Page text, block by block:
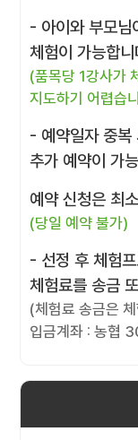
- 아이와 부모님
체험이 가능합니
(품목당 1강사가
지도하기 어렵습
- 예약일자 중복
추가 예약이 가
예약 신청은 최
(당일 예약 불가)
- 선정 후 체험
체험료를 송금
(체험료 송금은
입금계좌 : 농협